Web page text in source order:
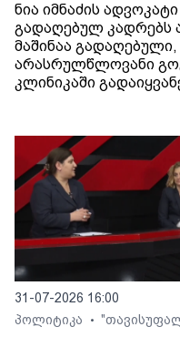
ნია იმნაძის
გადაღებულ კადრებს
მაშინაა
არასრულწლოვანი
კლინიკაში
31-07-2026 16:00
პოლიტიკა
•